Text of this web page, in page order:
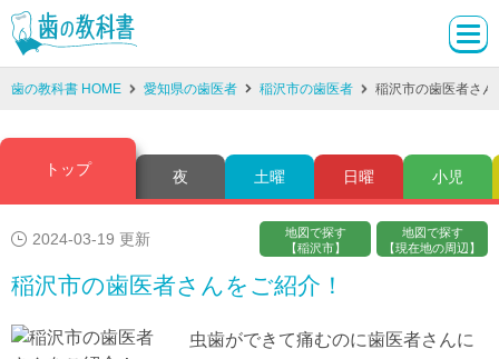
歯の教科書 HOME 愛知県の歯医者 稲沢市の歯医者 稲沢市の歯医者さ
トップ 夜 土曜 日曜 小児
2024-03-19 更新
地図で探す
【稲沢市】
地図で探す
【現在地の周辺】
稲沢市の歯医者さんをご紹介！
虫歯ができて痛むのに歯医者さんに